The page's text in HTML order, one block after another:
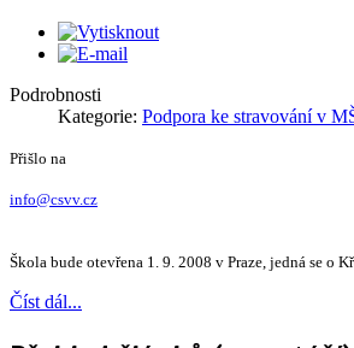
Podrobnosti
Kategorie: Podpora ke stravování v
Přišlo na
info@csvv.cz
Škola bude otevřena 1. 9. 2008 v Praze, jedná se o
Číst dál...